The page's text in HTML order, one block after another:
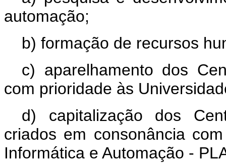
automação;
b) formação de recursos
c) aparelhamento dos
com prioridade às
d) capitalização dos
criados em consonância
Informática e Automação -